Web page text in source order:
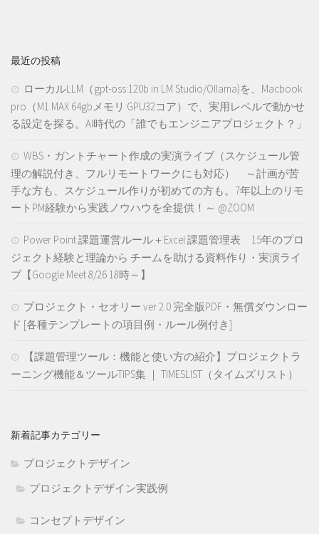
最近の投稿
ローカルLLM（gpt-oss:120b in LM Studio/Ollama)を、Macbook
pro（M1 MAX 64gbメモリ GPU32コア）で、実用レベルで動かせ
る設定を探る。AI時代の「誰でもエンジニアプロジェクト？」
WBS・ガントチャート作成の実演ライブ（スケジュール管
理の解説付き、フルリモートワークにも対応） ～計画が苦
手な方も、スケジュール作りが初めての方も。7年以上のリモ
ートPM経験から実践ノウハウを全提供！～ @ZOOM
Power Point 課題運営ルール＋Excel 課題管理表 15年のプロ
ジェクト経験と理論から チームを助ける資料作り・実演ライ
ブ【Google Meet 8/26 18時～】
プロジェクト・セオリー ver 2.0 完全版PDF・無償ダウンロー
ド [各種テンプレートの項目例・ルール例付き]
【課題管理ツール：機能と使い方の紹介】プロジェクトラ
ーニング機能＆ツールTIPS集 ｜ TIMESLIST（タイムズリスト）
新着記事カテゴリー
プロジェクトデザイン
プロジェクトデザイン実践例
コンセプトデザイン